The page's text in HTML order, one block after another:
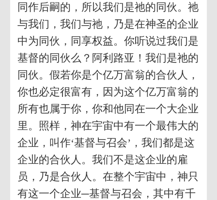
同作后嗣的，所以我们是祂的同伙。祂
与我们，我们与祂，乃是在神圣的企业
中为同伙，同享权益。你听说过我们是
基督的同伙么？阿利路亚！我们是祂的
同伙。假若你是个亿万富翁的合伙人，
你也必定很富有，因为这个亿万富翁的
所有也属于你，你和他同在一个大企业
里。照样，神在宇宙中有一个最伟大的
企业，叫作‘基督与召会’，我们都是这
企业的合伙人。我们不是这企业的雇
员，乃是合伙人。在整个宇宙中，神只
有这一个企业─基督与召会，其中有千